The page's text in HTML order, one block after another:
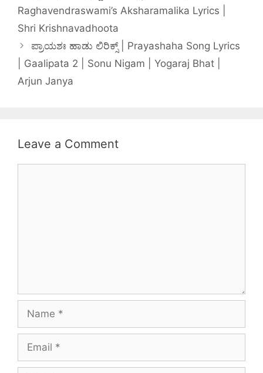
Raghavendraswami’s Aksharamalika Lyrics |
Shri Krishnavadhoota
ಪ್ರಾಯಶಃ ಹಾಡು ಲಿರಿಕ್ಸ್ | Prayashaha Song Lyrics
| Gaalipata 2 | Sonu Nigam | Yogaraj Bhat |
Arjun Janya
Leave a Comment